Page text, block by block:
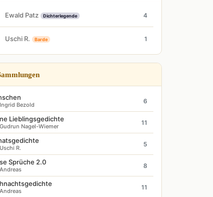
Ewald Patz Dichterlegende 4
Uschi R. Barde 1
Bezold
6
Lieblingsgedichte
Nagel-Wiemer
11
R.
5
Sprüche 2.0 8
11